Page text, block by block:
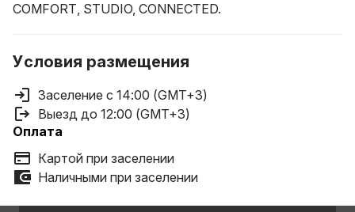
COMFORT, STUDIO, CONNECTED.
Условия размещения
Заселение с 14:00 (GMT+3)
Выезд до 12:00 (GMT+3)
Оплата
Картой при заселении
Наличными при заселении